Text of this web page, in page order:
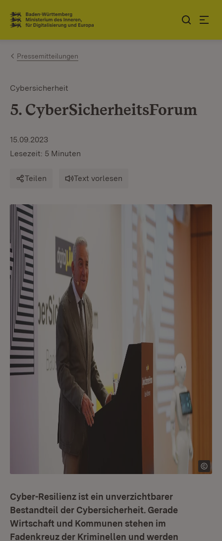
Zum Inhalt springen
Link zur Startseite
Pressemitteilungen
Cybersicherheit
5. CyberSicherheitsForum
15.09.2023
Lesezeit: 5 Minuten
Teilen Text vorlesen
Cyber-Resilienz ist ein unverzichtbarer
Bestandteil der Cybersicherheit. Gerade
Wirtschaft und Kommunen stehen im
Fadenkreuz der Kriminellen und werden